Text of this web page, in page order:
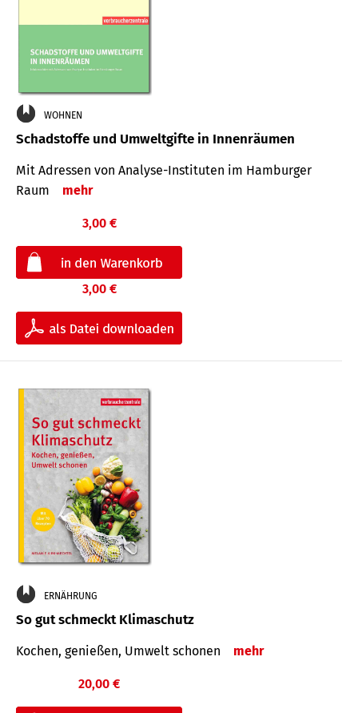
WOHNEN
Schadstoffe und Umweltgifte in Innenräumen
Mit Adressen von Analyse-Insti­tuten im Hamburger
Raum
mehr
3,00 €
3,00 €
ERNÄHRUNG
So gut schmeckt Klimaschutz
Kochen, genießen, Umwelt schonen mehr
20,00 €